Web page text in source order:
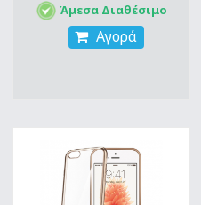
Άμεσα Διαθέσιμο
Αγορά